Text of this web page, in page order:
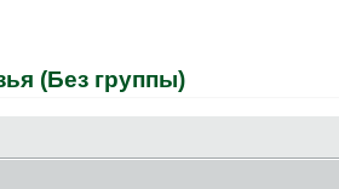
(Без группы)